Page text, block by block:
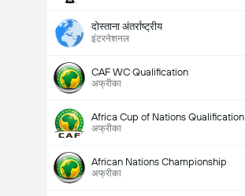
दोस्ताना अंतर्राष्ट्रीय
इंटरनेशनल
CAF WC Qualification
अफ्रीका
Africa Cup of Nations Qualification
अफ्रीका
African Nations Championship
अफ्रीका